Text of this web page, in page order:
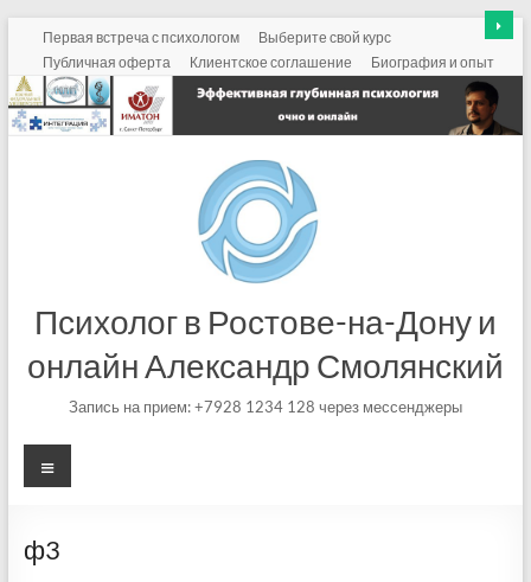
Перейти
содержимому
Первая встреча с психологом
Выберите свой курс
Публичная оферта
Клиентское соглашение Биография и опыт
Психолог в Ростове-на-Дону и
онлайн Александр Смолянский
Запись на прием: +7928 1234 128 через мессенджеры
Меню
ф3